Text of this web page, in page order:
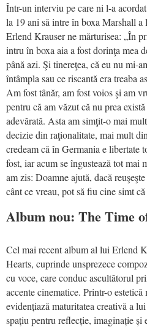
Într-un interviu pe care ni l-a
la 19 ani să intre în boxa Marshall
Erlend Krauser ne mărturisea: „În
intru în boxa aia a fost dorinţa mea
până azi. Şi tinereţea, că eu nu mi-
întâmpla sau ce riscantă era treaba
Am fost tânăr, am fost voios şi am
pentru că am văzut că nu prea
adevărată. Asta am simţit-o mai
decizie din raţionalitate, mai mult
credeam că în Germania e libertate
fost, iar acum se îngustează tot mai
am zis: Doamne ajută, dacă
cânt ce vreau, pot să fiu cine simt că
Album nou: The Time
Cel mai recent album al lui Erlend
Hearts, cuprinde unsprezece
cu voce, care conduc ascultătorul
accente cinematice. Printr-o
evidențiază maturitatea creativă a
spațiu pentru reflecție, imaginație și